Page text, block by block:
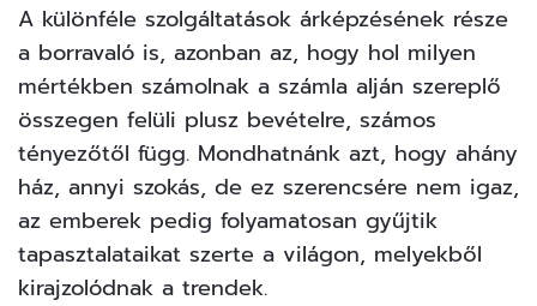
A különféle szolgáltatások árképzésének része
a borravaló is, azonban az, hogy hol milyen
mértékben számolnak a számla alján szereplő
összegen felüli plusz bevételre, számos
tényezőtől függ. Mondhatnánk azt, hogy ahány
ház, annyi szokás, de ez szerencsére nem igaz,
az emberek pedig folyamatosan gyűjtik
tapasztalataikat szerte a világon, melyekből
kirajzolódnak a trendek.